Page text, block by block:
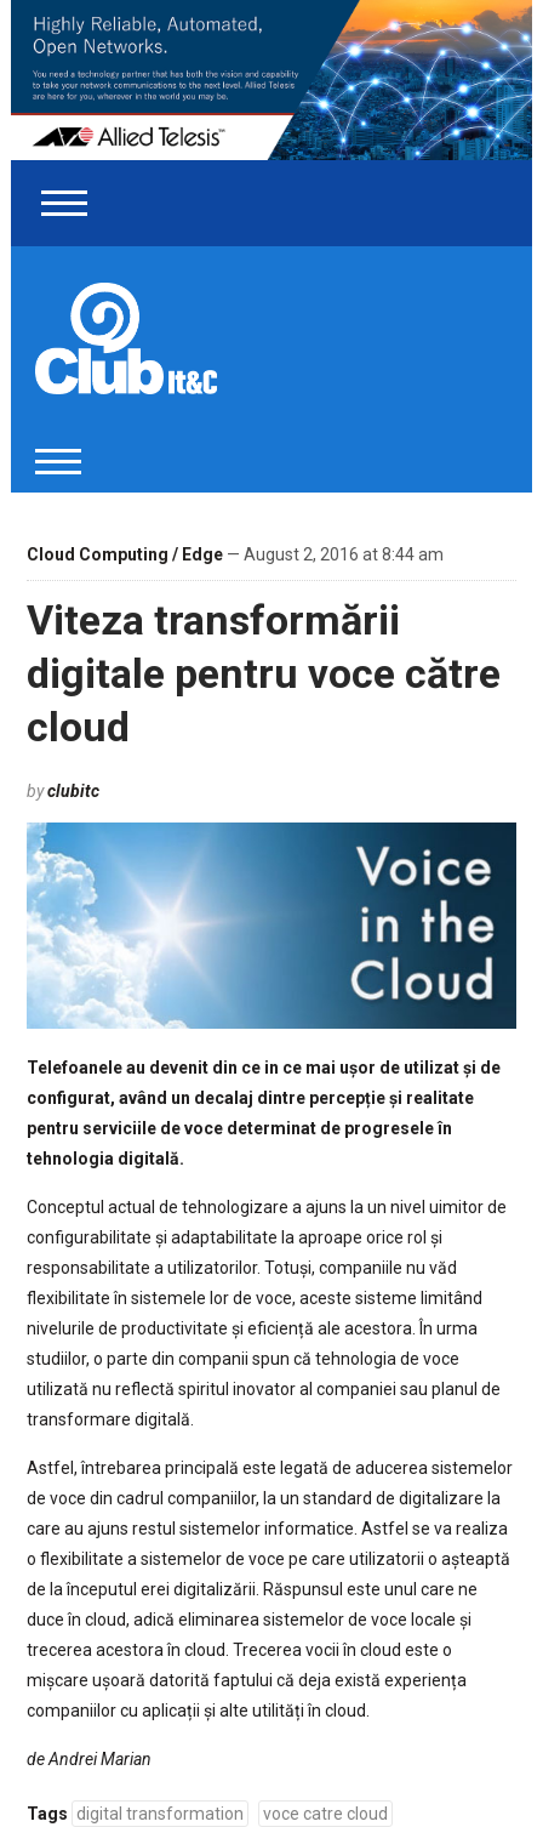
Cloud Computing / Edge— August 2, 2016 at 8:44 am
Viteza transformării
digitale pentru voce către
cloud
byclubitc
Telefoanele au devenit din ce in ce mai ușor de utilizat și de
configurat, având un decalaj dintre percepție și realitate
pentru serviciile de voce determinat de progresele în
tehnologia digitală.
Conceptul actual de tehnologizare a ajuns la un nivel uimitor de
configurabilitate și adaptabilitate la aproape orice rol și
responsabilitate a utilizatorilor. Totuși, companiile nu văd
flexibilitate în sistemele lor de voce, aceste sisteme limitând
nivelurile de productivitate și eficiență ale acestora. În urma
studiilor, o parte din companii spun că tehnologia de voce
utilizată nu reflectă spiritul inovator al companiei sau planul de
transformare digitală.
Astfel, întrebarea principală este legată de aducerea sistemelor
de voce din cadrul companiilor, la un standard de digitalizare la
care au ajuns restul sistemelor informatice. Astfel se va realiza
o flexibilitate a sistemelor de voce pe care utilizatorii o așteaptă
de la începutul erei digitalizării. Răspunsul este unul care ne
duce în cloud, adică eliminarea sistemelor de voce locale și
trecerea acestora în cloud. Trecerea vocii în cloud este o
mișcare ușoară datorită faptului că deja există experiența
companiilor cu aplicații și alte utilități în cloud.
de Andrei Marian
Tags digital transformation voce catre cloud